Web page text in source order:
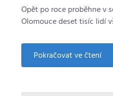
Opět po roce proběhne v
Olomouce deset tisíc lidí
Pokračovat ve čtení
about
Tisíce